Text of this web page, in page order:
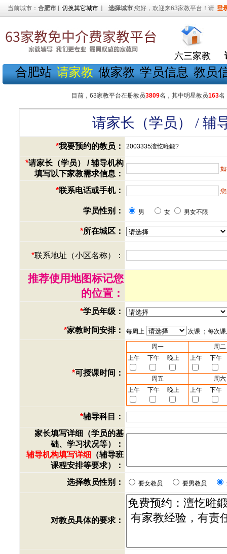
当前城市： 合肥市 [ 切换其它城市 ] 选择城市 您好，欢迎来63家教平台！请 登
六三家教
合肥站 请家教 做家教 学员信息 教员
目前，63家教平台在册教员3809名，其中明星教员163名
请家长（学员） / 辅
*我要预约的教员： 2003335澶忔暀鍛?
*请家长（学员） / 辅导机构
填写以下家教需求信息：
*联系电话或手机：
学员性别： 男 女 男女不限
*所在城区：
*联系地址（小区名称）：
推荐使用地图标记您
的位置：
*学员年级：
*家教时间安排： 每周上 次课 ；每次
*可授课时间：
周一
周二
上午
下午 晚上 上午 下午
周五
周六
上午
下午 晚上 上午 下午
*辅导科目：
家长填写详细（学员的基
础、学习状况等）：
辅导机构填写详细 （辅导班
课程安排等要求）：
选择教员性别：
要女教员 要男教员
对教员具体的要求：